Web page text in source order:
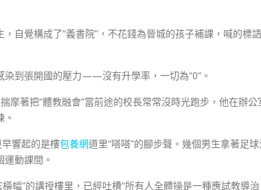
，自覺構成了“義書院”，不花錢為晉城的孩子補課，喊的標語
到張開國的壓力——沒有升學率，一切為“0”。
摩著把“體教融會”當前途的校長常常沒時光跑步，他在辦公
響起的是樓包養網道里“嗒嗒”的腳步聲。幾個男生拿著足球
動課間。
幅”的講授樓里，已經吐槽“所有人全體操是一種應試教導治